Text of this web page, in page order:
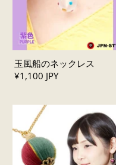
玉風船のネックレス
¥1,100 JPY